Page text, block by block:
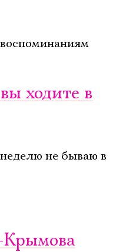
ходите в
не бываю в